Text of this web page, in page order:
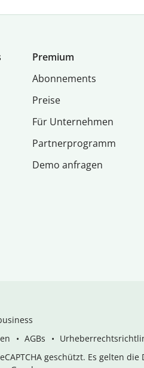
Premium
Abon­ne­ments
Preise
Für Unternehmen
Partnerprogramm
Demo anfragen
AGBs
geschützt. Es gelten